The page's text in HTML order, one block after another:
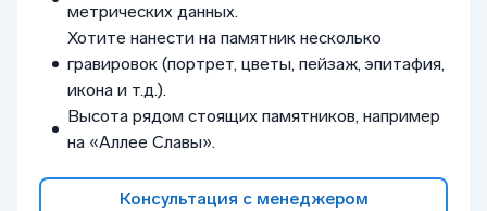
метрических данных.
Хотите нанести на памятник несколько
гравировок (портрет, цветы, пейзаж, эпитафия,
икона и т.д.).
Высота рядом стоящих памятников, например
на «Аллее Славы».
Консультация с менеджером